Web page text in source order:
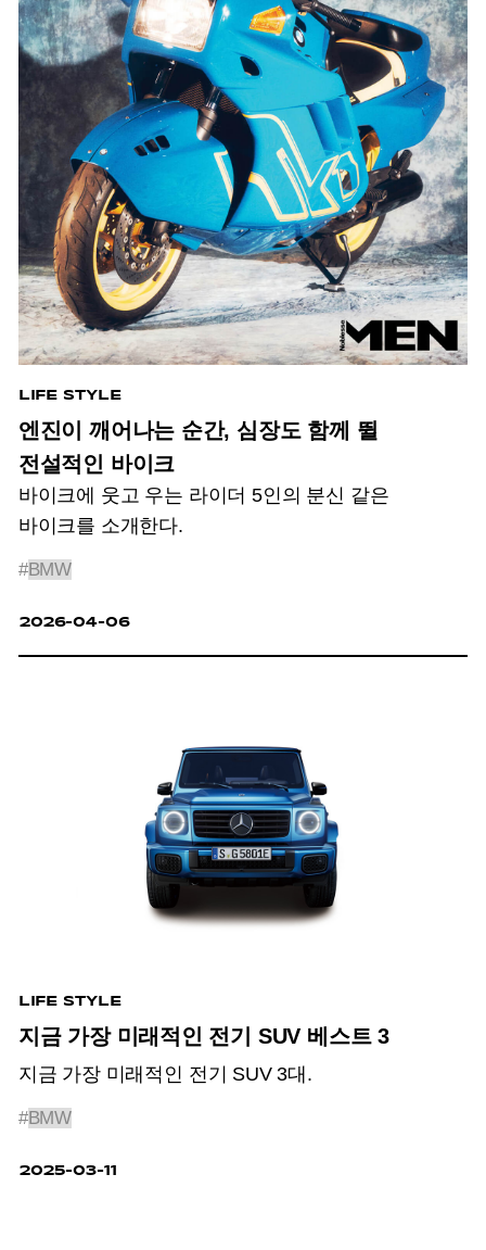
LIFE STYLE
엔진이 깨어나는 순간, 심장도 함께 뛸
전설적인 바이크
바이크에 웃고 우는 라이더 5인의 분신 같은
바이크를 소개한다.
#BMW
2026-04-06
LIFE STYLE
지금 가장 미래적인 전기 SUV 베스트 3
지금 가장 미래적인 전기 SUV 3대.
#BMW
2025-03-11